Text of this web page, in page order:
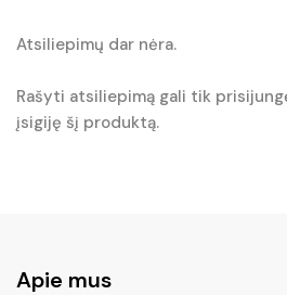
Atsiliepimų dar nėra.
Rašyti atsiliepimą gali tik
įsigiję šį produktą.
Apie mus